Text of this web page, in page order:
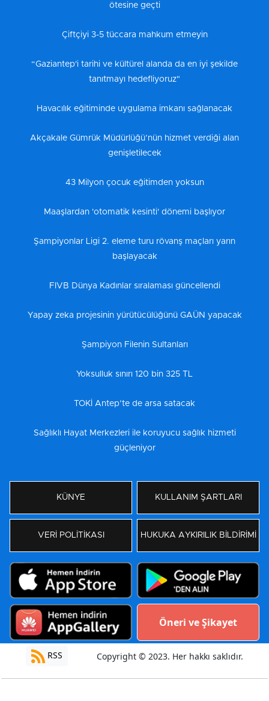
ötesine geçti
Çiftçiyi 3-5 tüccara mahkum etmeyin
“Gaziantep'i tarihi ve kültürel alanda da en iyi şekilde
tanıtmayı hedefliyoruz"
Havacılık eğitiminde uygulama imkanı sağlanacak
Akçakale Gümrük Müdürlüğü’nün hizmet verdiği alan
genişletilecek
43 Milyon çocuk eğitimden yoksun
Maaşlardan 'otomatik kesinti' dönemi başlıyor
Şampiyonlar Ligi 2. eleme turu rövanş maçları yarın
başlayacak
FIVB Dünya Kadınlar sıralaması güncellendi
Yapay zeka projesinin yürütücülüğünü GAÜN yapacak
Şampiyon Filenin Sultanları
Yoksulluk sınırı 120 bin 325 TL
TOKİ Antep’te de arsa satacak
Sağlıklı Hayat Merkezleri ile koruyucu sağlık hizmeti
güçleniyor
KÜNYE KULLANIM ŞARTLARI
VERİ POLİTİKASI HUKUKA AYKIRILIK BİLDİRİMİ
Öneri ve Şikayet
RSS Copyright © 2023. Her hakkı saklıdır.